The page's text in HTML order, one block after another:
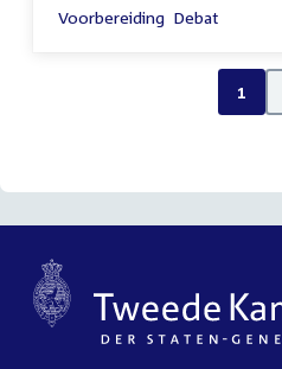
Voltooid:
Voorbereiding Voltooid:
Debat
1